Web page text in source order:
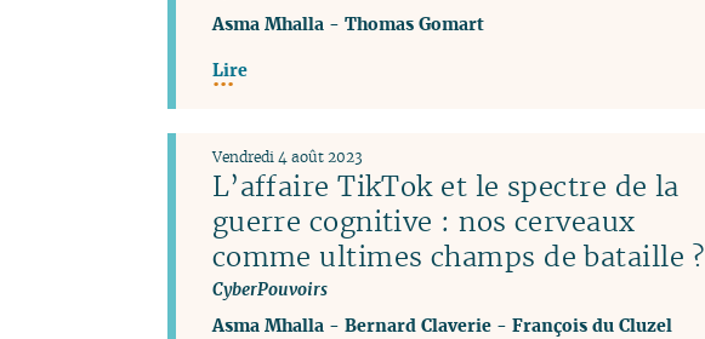
Asma Mhalla - Thomas Gomart
Lire
L’affaire TikTok et le spectre de la
guerre cognitive : nos cerveaux
comme ultimes champs de bataille ?
CyberPouvoirs
Vendredi 4 août 2023
Asma Mhalla- Bernard Claverie- François du Cluzel